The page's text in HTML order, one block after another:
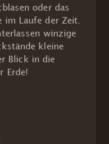
oder das
Laufe der Zeit.
winzige
kleine
Blick in die
Erde!